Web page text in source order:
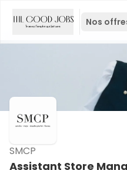
Nos
Assistant Store
SMCP